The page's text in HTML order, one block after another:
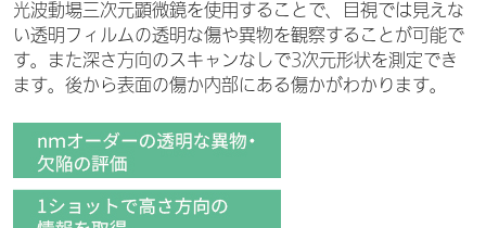
光波動場三次元顕微鏡を使用することで、目視では見えな
い透明フィルムの透明な傷や異物を観察することが可能で
す。また深さ方向のスキャンなしで3次元形状を測定でき
ます。後から表面の傷か内部にある傷かがわかります。